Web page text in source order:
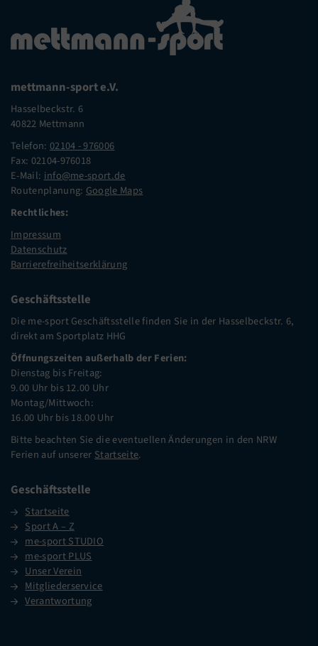
mettmann-sport e.V.
Hasselbeckstr. 6
40822 Mettmann
Telefon: 02104 - 976006
Fax: 02104-976018
E-Mail: info@me-sport.de
Routenplanung: Google Maps
Rechtliches:
Impressum
Datenschutz
Barrierefreiheitserklärung
Geschäftsstelle
Die me-sport Geschäftsstelle finden Sie in der Hasselbeckstr. 6,
direkt am Sportplatz HHG
Öffnungszeiten außerhalb der Ferien:
Dienstag bis Freitag:
9.00 Uhr bis 12.00 Uhr
Montag/Mittwoch:
16.00 Uhr bis 18.00 Uhr
Bitte beachten Sie die eventuellen Änderungen in den NRW
Ferien auf unserer Startseite.
Geschäftsstelle
Startseite
Sport A – Z
me-sport STUDIO
me-sport PLUS
Unser Verein
Mitgliederservice
Verantwortung